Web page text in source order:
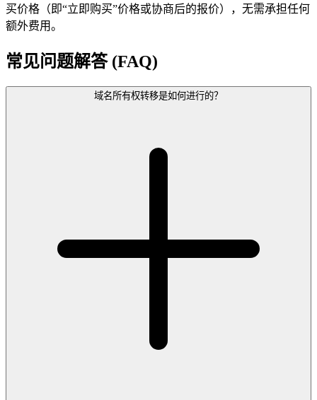
买价格（即“立即购买”价格或协商后的报价），无需承担任何
额外费用。
常见问题解答 (FAQ)
域名所有权转移是如何进行的？